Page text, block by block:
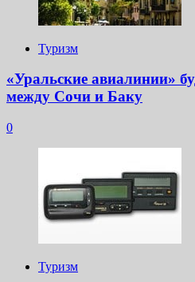
Туризм
«Уральские авиалинии»
между Сочи и Баку
0
Туризм